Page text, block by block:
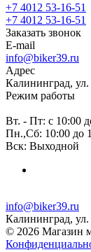
+7 4012 53-16-51
+7 4012 53-16-51
Заказать звонок
E-mail
info@biker39.ru
Адрес
Калининград, ул.
Режим работы
Вт. - Пт: с 10:00
Пн.,Сб: 10:00 до
Вск: Выходной
info@biker39.ru
Калининград, ул.
© 2026 Магазин